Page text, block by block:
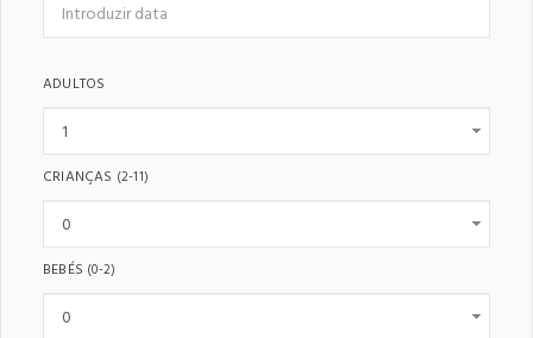
ADULTOS
CRIANÇAS (2-11)
BEBÉS (0-2)